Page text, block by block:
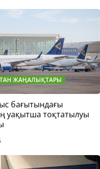
ЖАҢАЛЫҚТАРЫ
бағытындағы
уақытша тоқтатылуы